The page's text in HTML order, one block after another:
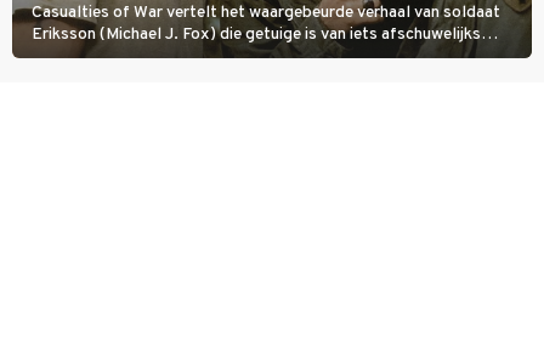
Casualties of War vertelt het waargebeurde verhaal van soldaat
Eriksson (Michael J. Fox) die getuige is van iets afschuwelijks
tijdens de Vietnamoorlog. Hij besluit uit de school te klappen.